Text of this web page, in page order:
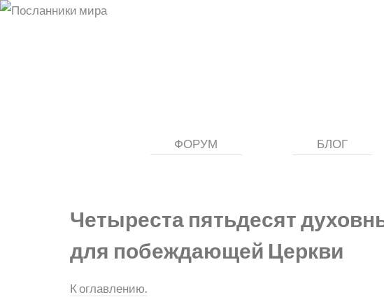
ФОРУМ БЛОГ
Четыреста пятьдесят
для побеждающей Церкви
К оглавлению.